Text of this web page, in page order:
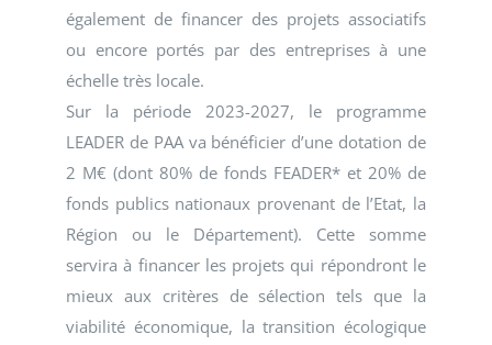
également de financer des projets associatifs
ou encore portés par des entreprises à une
échelle très locale.
Sur la période 2023-2027, le programme
LEADER de PAA va bénéficier d’une dotation de
2 M€ (dont 80% de fonds FEADER* et 20% de
fonds publics nationaux provenant de l’Etat, la
Région ou le Département). Cette somme
servira à financer les projets qui répondront le
mieux aux critères de sélection tels que la
viabilité économique, la transition écologique